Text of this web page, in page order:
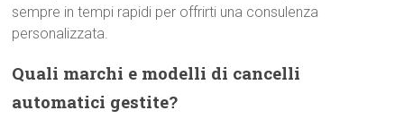
sempre in tempi rapidi per offrirti una consulenza
personalizzata.
Quali marchi e modelli di cancelli
automatici gestite?